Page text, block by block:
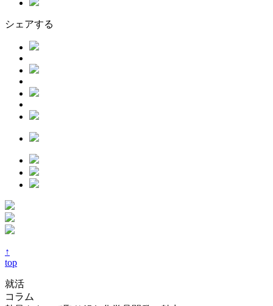
シェアする
↑
top
就活
コラム